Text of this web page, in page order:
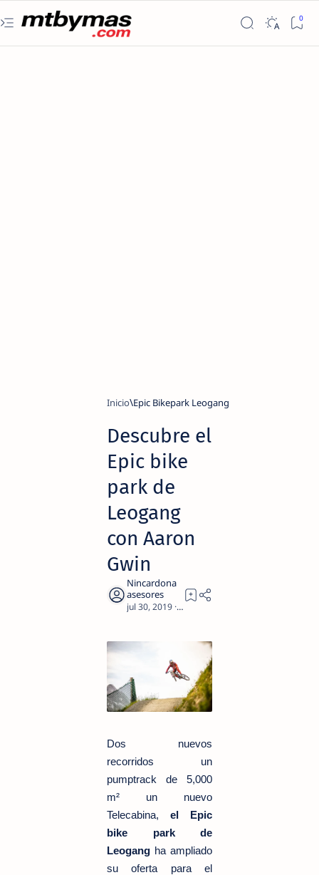
Inicio Epic Bikepark Leogang
Descubre el
Epic bike
park de
Leogang
con Aaron
Gwin
3
Dos nuevos
recorridos un
pumptrack de 5,000
m² un nuevo
Telecabina, el Epic
bike park de
Leogang ha ampliado
su oferta para el